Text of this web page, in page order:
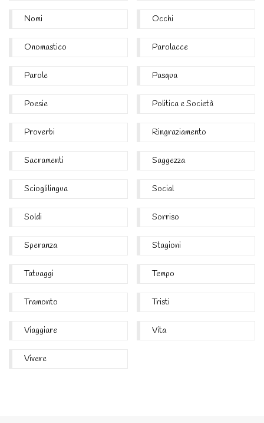
Nomi Occhi
Onomastico Parolacce
Parole Pasqua
Poesie Politica e Società
Proverbi Ringraziamento
Sacramenti Saggezza
Scioglilingua Social
Soldi Sorriso
Speranza Stagioni
Tatuaggi Tempo
Tramonto Tristi
Viaggiare Vita
Vivere